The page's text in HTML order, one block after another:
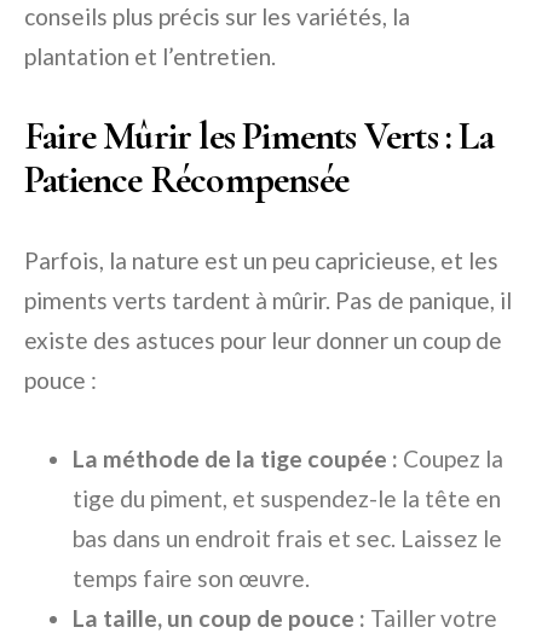
conseils plus précis sur les variétés, la
plantation et l’entretien.
Faire Mûrir les Piments Verts : La
Patience Récompensée
Parfois, la nature est un peu capricieuse, et les
piments verts tardent à mûrir. Pas de panique, il
existe des astuces pour leur donner un coup de
pouce :
La méthode de la tige coupée : Coupez la
tige du piment, et suspendez-le la tête en
bas dans un endroit frais et sec. Laissez le
temps faire son œuvre.
La taille, un coup de pouce : Tailler votre